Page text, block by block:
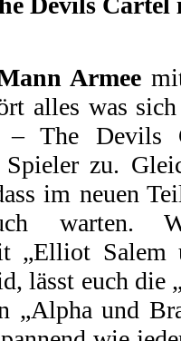
Armee
alles was
The Devils
Spieler zu.
im neuen
warten.
„Elliot
lässt euch die
„Alpha und